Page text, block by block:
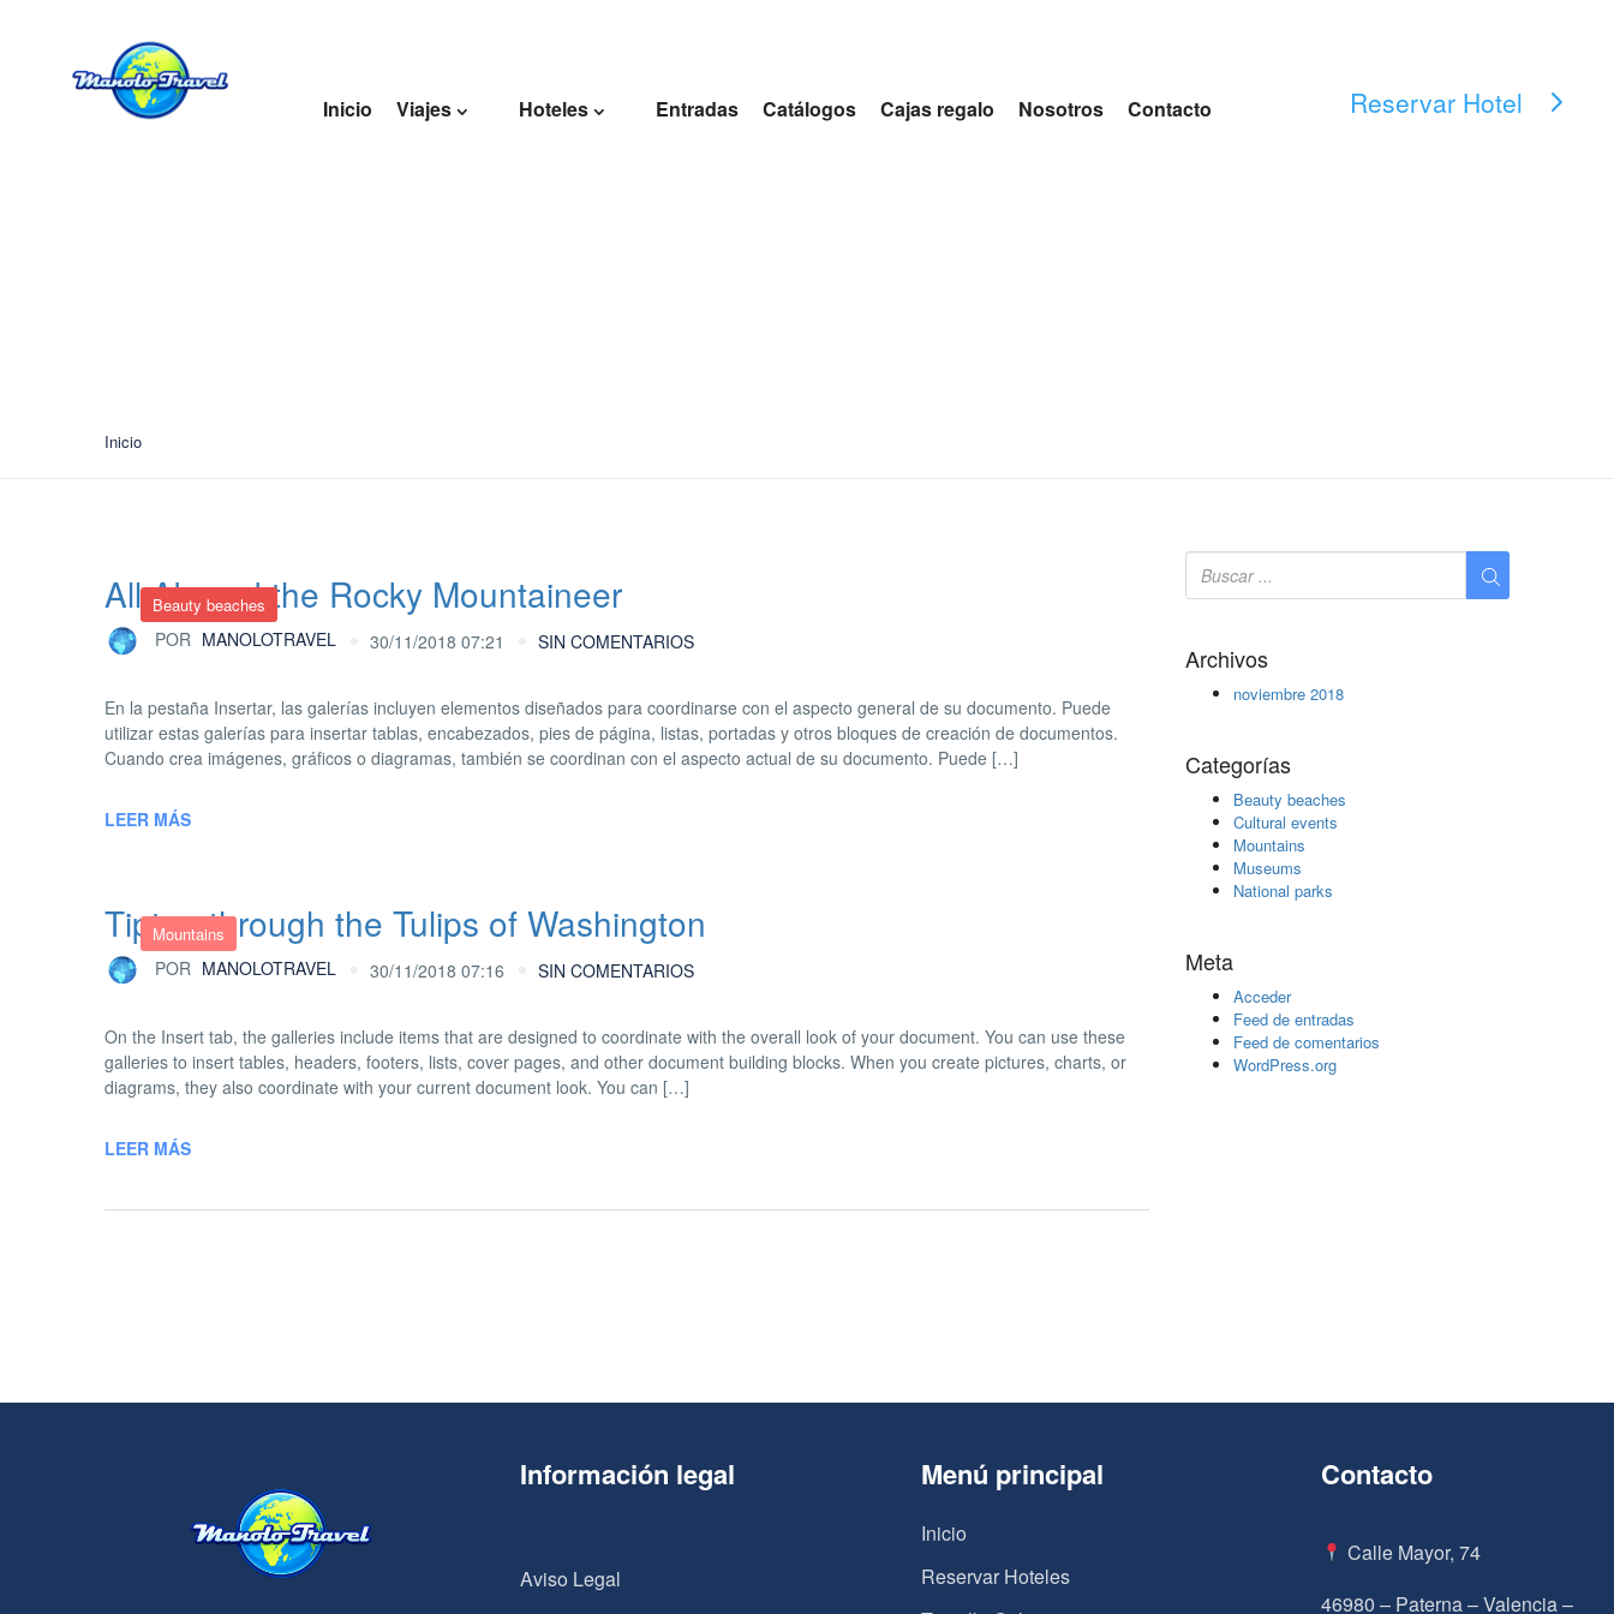
Inicio Viajes Hoteles Entradas Catálogos Cajas regalo Nosotros Contacto Reservar Hotel
Inicio
Beauty beaches
All Aboard the Rocky Mountaineer
POR MANOLOTRAVEL 30/11/2018 07:21 SIN COMENTARIOS
En la pestaña Insertar, las galerías incluyen elementos diseñados para coordinarse con el aspecto general de su documento. Puede
utilizar estas galerías para insertar tablas, encabezados, pies de página, listas, portadas y otros bloques de creación de documentos.
Cuando crea imágenes, gráficos o diagramas, también se coordinan con el aspecto actual de su documento. Puede […]
LEER MÁS
Mountains
Tiptoe through the Tulips of Washington
POR MANOLOTRAVEL 30/11/2018 07:16 SIN COMENTARIOS
On the Insert tab, the galleries include items that are designed to coordinate with the overall look of your document. You can use these
galleries to insert tables, headers, footers, lists, cover pages, and other document building blocks. When you create pictures, charts, or
diagrams, they also coordinate with your current document look. You can […]
LEER MÁS
Archivos
noviembre 2018
Categorías
Beauty beaches
Cultural events
Mountains
Museums
National parks
Meta
Acceder
Feed de entradas
Feed de comentarios
WordPress.org
Información legal
Aviso Legal
Menú principal
Inicio
Reservar Hoteles
Contacto
Calle Mayor, 74
46980 – Paterna – Valencia –